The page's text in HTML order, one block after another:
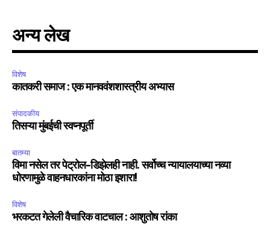
अन्य लेख
विशेष
कातकरी समाज : एक मानववंशशास्त्रीय अभ्यास
संपादकीय
तिसऱ्या मुंबईची स्वप्नपूर्ती
बातम्या
विमा नसेल तर पेट्रोल-डिझेलही नाही. सर्वोच्च न्यायालयाच्या नव्या
धोरणामुळे वाहनधारकांना मोठा इशारा!
विशेष
भरकटत गेलेली वैचारिक वाटचाल : आशुतोष रांका